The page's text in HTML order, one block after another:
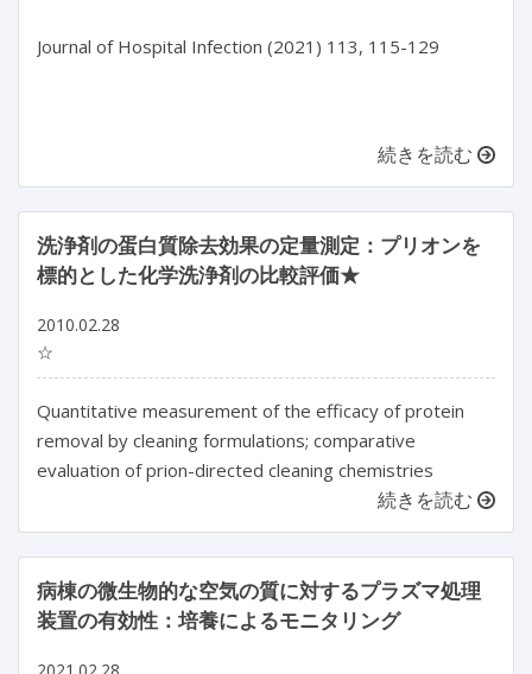
Journal of Hospital Infection (2021) 113, 115-129
続きを読む
洗浄剤の蛋白質除去効果の定量測定：プリオンを
標的とした化学洗浄剤の比較評価★
2010.02.28
☆
Quantitative measurement of the efficacy of protein
removal by cleaning formulations; comparative
evaluation of prion-directed cleaning chemistries
続きを読む
病棟の微生物的な空気の質に対するプラズマ処理
装置の有効性：培養によるモニタリング